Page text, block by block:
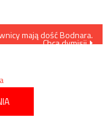
mają dość Bodnara.
Chcą dymisji